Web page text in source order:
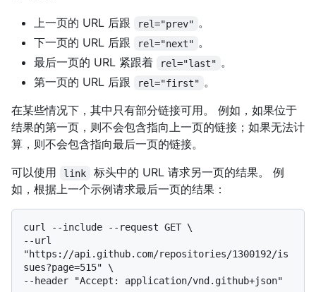
上一页的 URL 后跟
rel="prev" 。
下一页的 URL 后跟
rel="next" 。
最后一页的 URL 紧跟着
rel="last" 。
第一页的 URL 后跟
rel="first" 。
在某些情况下，其中只有部分链接可用。 例如，如果位于
结果的第一页，则不会包含指向上一页的链接；如果无法计
算，则不会包含指向最后一页的链接。
可以使用
link
标头中的 URL 请求另一页的结果。 例
如，根据上一个示例请求最后一页的结果：
curl --include --request GET \
--url
"https://api.github.com/repositories/1300192/is
sues?page=515" \